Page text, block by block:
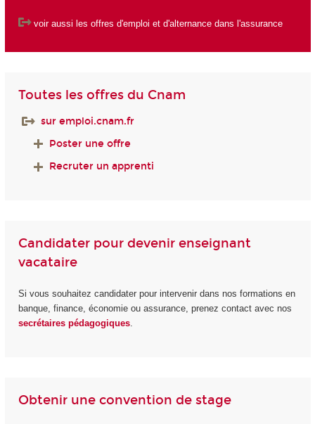
voir aussi les offres d'emploi et d'alternance dans l'assurance
Toutes les offres du Cnam
sur emploi.cnam.fr
Poster une offre
Recruter un apprenti
Candidater pour devenir enseignant
vacataire
Si vous souhaitez candidater pour intervenir dans nos formations en
banque, finance, économie ou assurance, prenez contact avec nos
secrétaires pédagogiques.
Obtenir une convention de stage